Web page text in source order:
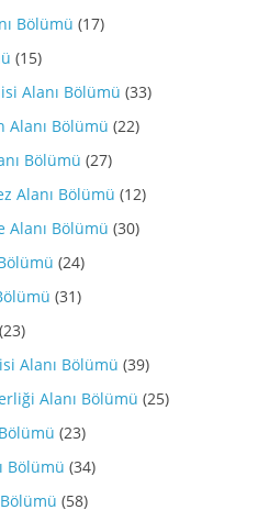
Bölümü (17)
(15)
Alanı Bölümü (33)
Alanı Bölümü (22)
Bölümü (27)
Alanı Bölümü (12)
Alanı Bölümü (30)
(24)
(31)
(23)
Alanı Bölümü (39)
Alanı Bölümü (25)
(23)
Bölümü (34)
(58)